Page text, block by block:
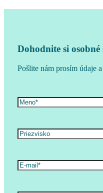
Dohodnite si
Pošlite nám prosím údaje